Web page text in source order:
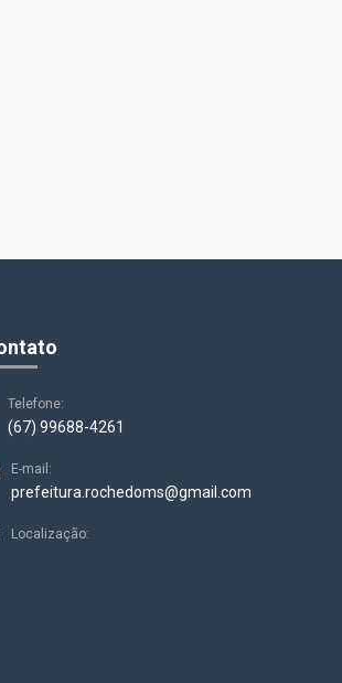
Telefone:
(67) 99688-4261
E-mail:
prefeitura.rochedoms@gmail.com
Localização: